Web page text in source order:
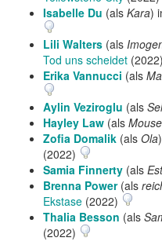
Isabelle Du (als Kara)
Lili Walters (als
Tod uns scheidet (2022)
Erika Vannucci (als
Aylin Veziroglu (als
Hayley Law (als Mouse
Zofia Domalik (als Ola
(2022)
Samia Finnerty (als
Brenna Power(als
Ekstase (2022)
Thalia Besson (als
(2022)